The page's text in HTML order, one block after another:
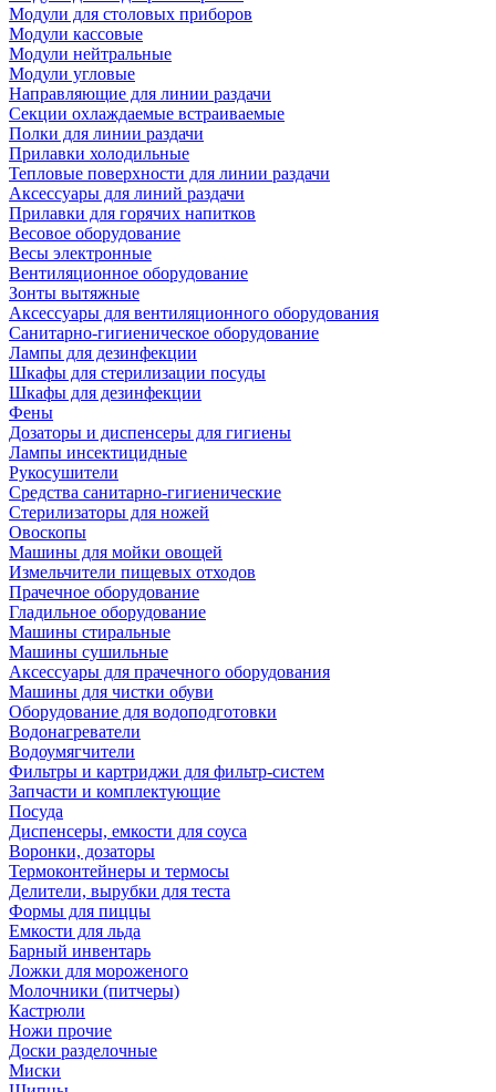
Модули для столовых приборов
Модули кассовые
Модули нейтральные
Модули угловые
Направляющие для линии раздачи
Секции охлаждаемые встраиваемые
Полки для линии раздачи
Прилавки холодильные
Тепловые поверхности для линии раздачи
Аксессуары для линий раздачи
Прилавки для горячих напитков
Весовое оборудование
Весы электронные
Вентиляционное оборудование
Зонты вытяжные
Аксессуары для вентиляционного оборудования
Санитарно-гигиеническое оборудование
Лампы для дезинфекции
Шкафы для стерилизации посуды
Шкафы для дезинфекции
Фены
Дозаторы и диспенсеры для гигиены
Лампы инсектицидные
Рукосушители
Средства санитарно-гигиенические
Стерилизаторы для ножей
Овоскопы
Машины для мойки овощей
Измельчители пищевых отходов
Прачечное оборудование
Гладильное оборудование
Машины стиральные
Машины сушильные
Аксессуары для прачечного оборудования
Машины для чистки обуви
Оборудование для водоподготовки
Водонагреватели
Водоумягчители
Фильтры и картриджи для фильтр-систем
Запчасти и комплектующие
Посуда
Диспенсеры, емкости для соуса
Воронки, дозаторы
Термоконтейнеры и термосы
Делители, вырубки для теста
Формы для пиццы
Емкости для льда
Барный инвентарь
Ложки для мороженого
Молочники (питчеры)
Кастрюли
Ножи прочие
Доски разделочные
Миски